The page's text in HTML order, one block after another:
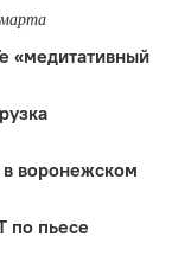
и
числе
«медитативный
в воронежском
по пьесе